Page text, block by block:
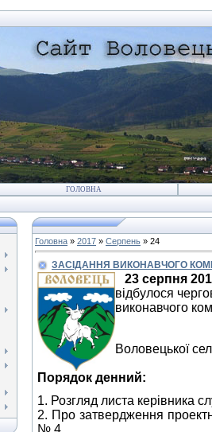
ГОЛОВНА
Головна » 2017 » Серпень » 24
ЗАСІДАННЯ ВИКОНАВЧОГО
23 серпня
відбулося
виконавчого
Воловецької
Порядок денний:
1. Розгляд листа керівника
2. Про затвердження
№ 4.